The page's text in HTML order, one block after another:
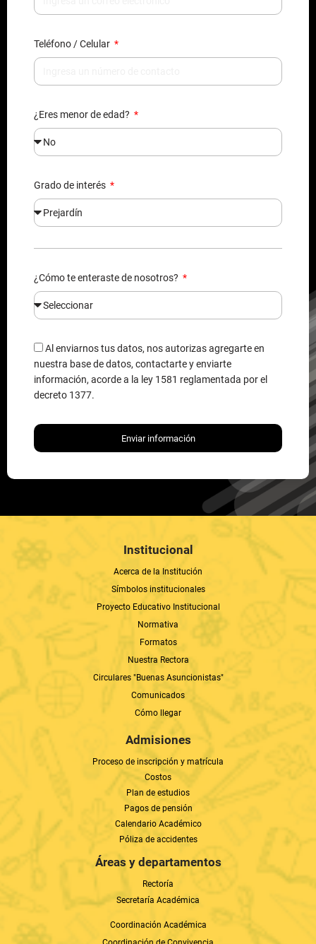
Teléfono / Celular
¿Eres menor de edad?
Grado de interés
¿Cómo te enteraste de nosotros?
Al enviarnos tus datos, nos autorizas agregarte en
nuestra base de datos, contactarte y enviarte
información, acorde a la ley 1581 reglamentada por el
decreto 1377.
Enviar información
Institucional
Acerca de la Institución
Símbolos institucionales
Proyecto Educativo Institucional
Normativa
Formatos
Nuestra Rectora
Circulares "Buenas Asuncionistas"
Comunicados
Cómo llegar
Admisiones
Proceso de inscripción y matrícula
Costos
Plan de estudios
Pagos de pensión
Calendario Académico
Póliza de accidentes
Áreas y departamentos
Rectoría
Secretaría Académica
Coordinación Académica
Coordinación de Convivencia